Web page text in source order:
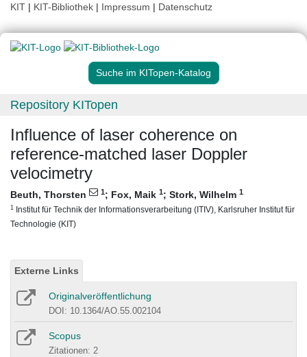
KIT | KIT-Bibliothek | Impressum | Datenschutz
Suche im KITopen-Katalog
Repository KITopen
Influence of laser coherence on
reference-matched laser Doppler
velocimetry
Beuth, Thorsten 1; Fox, Maik 1; Stork, Wilhelm 1
1 Institut für Technik der Informationsverarbeitung (ITIV), Karlsruher Institut für
Technologie (KIT)
Externe Links
Originalveröffentlichung
DOI: 10.1364/AO.55.002104
Scopus
Zitationen: 2